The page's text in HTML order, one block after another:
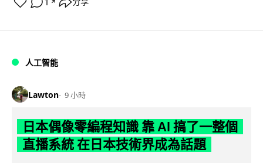
人工智能
Lawton 9 小時
日本偶像零編程知識 靠 AI 搞了一整個
直播系統 在日本技術界成為話題